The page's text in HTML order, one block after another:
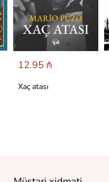
12.95 ₼
Xaç atası